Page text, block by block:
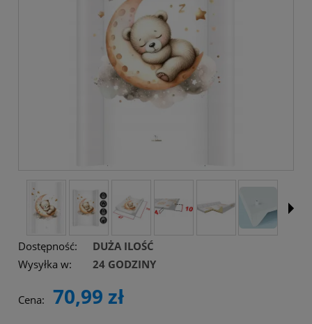
Dostępność:
DUŻA ILOŚĆ
Wysyłka w:
24 GODZINY
Cena: 70,99 zł